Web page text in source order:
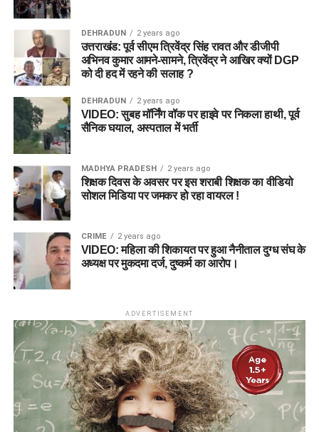
DEHRADUN 2 years ago
उत्तराखंड: पूर्व सीएम त्रिवेंद्र सिंह रावत और डीजीपी
अभिनव कुमार आमने-सामने, त्रिवेंद्र ने आखिर क्यों DGP
को दी हद में रहने की सलाह ?
DEHRADUN 2 years ago
VIDEO: सुबह मॉर्निंग वॉक पर हाइवे पर निकला हाथी, पूर्व
सैनिक घयाल, अस्पताल में भर्ती
MADHYA PRADESH 2 years ago
शिक्षक दिवस के अवसर पर इस शराबी शिक्षक का वीडियो
सोशल मिडिया पर जमकर हो रहा वायरल !
CRIME 2 years ago
VIDEO: महिला की शिकायत पर हुआ नैनीताल दुग्ध संघ के
अध्यक्ष पर मुकदमा दर्ज, दुष्कर्म का आरोप।
ADVERTISEMENT